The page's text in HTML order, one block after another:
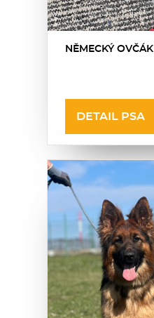
NĚMECKÝ OVČÁK
DETAIL PSA